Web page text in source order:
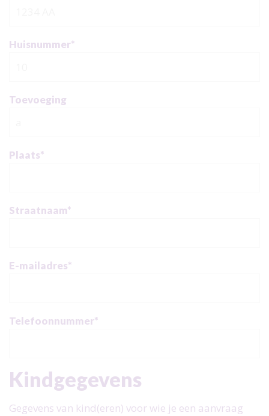
Huisnummer*
Toevoeging
Plaats*
Straatnaam*
E-mailadres*
Telefoonnummer*
Kindgegevens
Gegevens van kind(eren) voor wie je een aanvraag